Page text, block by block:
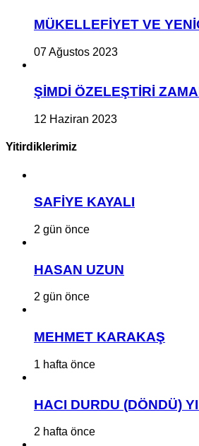
MÜKELLEFİYET VE
07 Ağustos 2023
ŞİMDİ ÖZELEŞTİRİ
12 Haziran 2023
Yitirdiklerimiz
SAFİYE KAYALI
2 gün önce
HASAN UZUN
2 gün önce
MEHMET KARAKAŞ
1 hafta önce
HACI DURDU (DÖNDÜ)
2 hafta önce